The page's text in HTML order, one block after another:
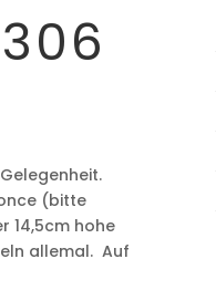
(bitte
14,5cm hohe
allemal. Auf